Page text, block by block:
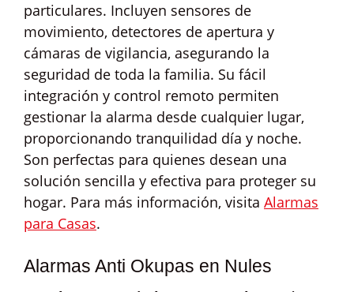
particulares. Incluyen sensores de
movimiento, detectores de apertura y
cámaras de vigilancia, asegurando la
seguridad de toda la familia. Su fácil
integración y control remoto permiten
gestionar la alarma desde cualquier lugar,
proporcionando tranquilidad día y noche.
Son perfectas para quienes desean una
solución sencilla y efectiva para proteger su
hogar. Para más información, visita Alarmas
para Casas.
Alarmas Anti Okupas en Nules